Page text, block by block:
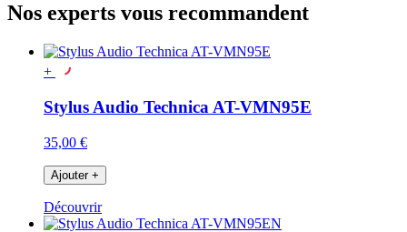
Nos experts vous recommandent
+
Stylus Audio Technica AT-VMN95E
35,00 €
Ajouter +
Découvrir